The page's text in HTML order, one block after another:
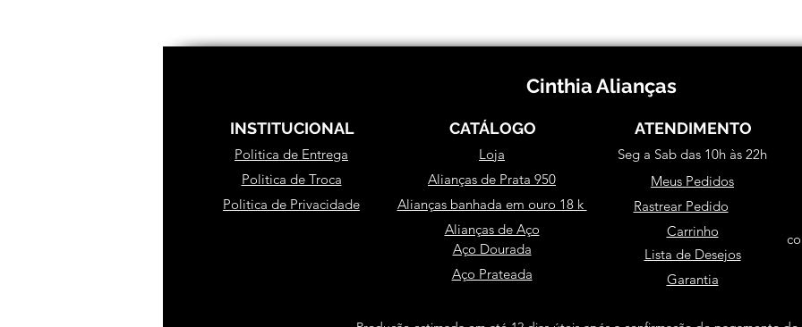
Cinthia Alianças
INSTITUCIONAL CATÁLOGO ATENDIMENTO
Loja
Politica de Entrega Seg a Sab das 10h às 22h
Politica de Troca
Alianças de Prata 950
Politica de Privacidade
Alianças banhada em ouro 18 k
Meus Pedidos
Rastrear Pedido
Alianças de Aço
Garantia
Carrinho
Lista de Desejos
Aço Dourada
Aço Prateada